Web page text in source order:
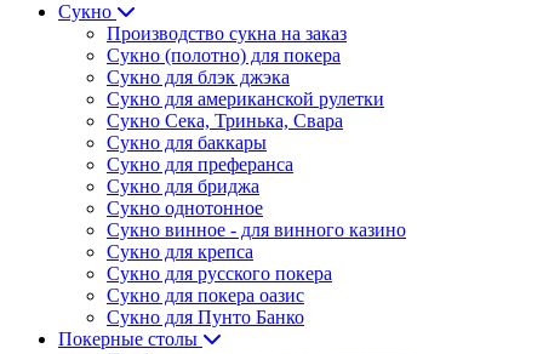
Сукно
Производство сукна на заказ
Сукно (полотно) для покера
Сукно для блэк джэка
Сукно для американской рулетки
Сукно Сека, Тринька, Свара
Сукно для баккары
Сукно для преферанса
Сукно для бриджа
Сукно однотонное
Сукно винное - для винного казино
Сукно для крепса
Сукно для русского покера
Сукно для покера оазис
Сукно для Пунто Банко
Покерные столы